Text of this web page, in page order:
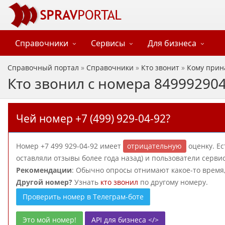
Справочники Сервисы Для бизнеса
Справочный портал » Справочники » Кто звонит » Кому
Кто звонил с номера
Чей номер +7 (499) 929-04-92?
Номер +7 499 929-04-92 имеет отрицательную
оценку.
оставляли отзывы более года назад) и пользователи
Рекомендации: Обычно опросы отнимают какое-то
Другой номер? Узнать кто звонил по другому номеру.
Проверить номер в Телеграм-боте
Это мой номер! API для бизнеса </>